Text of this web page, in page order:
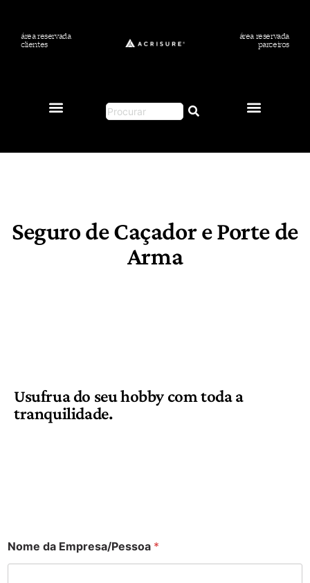
área reservada
clientes
área reservada
parceiros
Seguro de Caçador e Porte de
Arma
Usufrua do seu hobby com toda a
tranquilidade.
Nome da Empresa/Pessoa *